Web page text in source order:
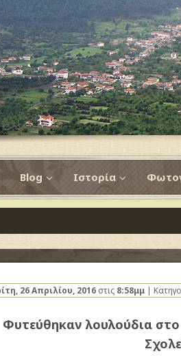
Blog Ιστορία
26 Απριλίου, 2016 στις 8:58μμ |
Φυτεύθηκαν λουλούδια